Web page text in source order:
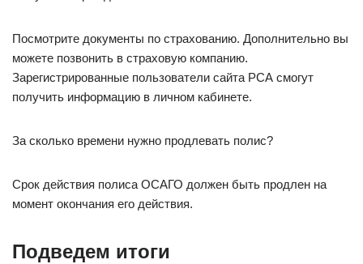
Посмотрите документы по страхованию. Дополнительно вы
можете позвонить в страховую компанию.
Зарегистрированные пользователи сайта РСА смогут
получить информацию в личном кабинете.
За сколько времени нужно продлевать полис?
Срок действия полиса ОСАГО должен быть продлен на
момент окончания его действия.
Подведем итоги